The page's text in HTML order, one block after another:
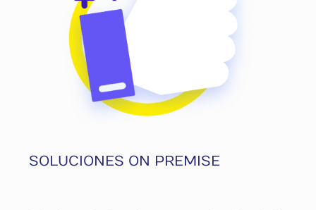
SOLUCIONES ON PREMISE